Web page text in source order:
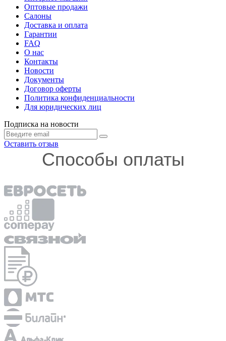
Оптовые продажи
Салоны
Доставка и оплата
Гарантии
FAQ
О нас
Контакты
Новости
Документы
Договор оферты
Политика конфиденциальности
Для юридических лиц
Подписка на новости
Оставить отзыв
Способы оплаты